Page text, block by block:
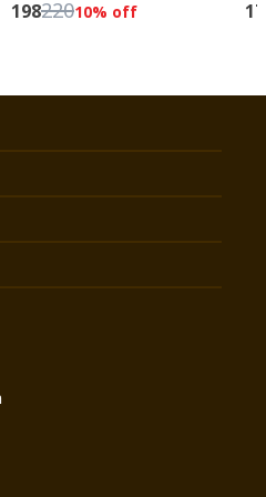
தொடருக்கு
வளர்ந்து...
பெயர்
19822010% off